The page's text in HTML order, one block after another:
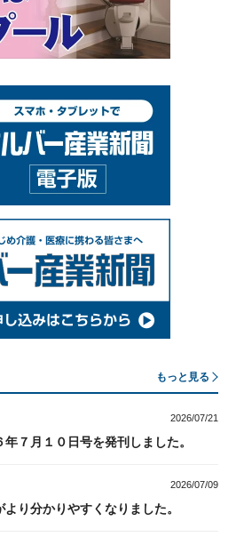
もっと見る
2026/07/21
７月１０日号を発刊しました。
2026/07/09
り分かりやすくなりました。